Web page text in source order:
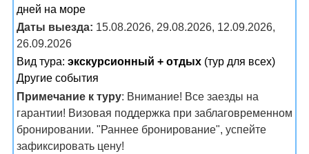
дней на море
Даты выезда: 15.08.2026, 29.08.2026, 12.09.2026,
26.09.2026
Вид тура: экскурсионный + отдых (тур для всех)
Другие события
Примечание к туру: Внимание! Все заезды на
гарантии! Визовая поддержка при заблаговременном
бронировании. "Раннее бронирование", успейте
зафиксировать цену!